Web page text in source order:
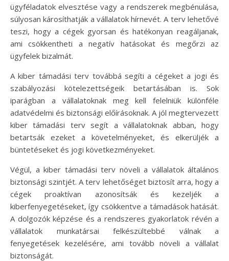
ügyféladatok elvesztése vagy a rendszerek megbénulása,
súlyosan károsíthatják a vállalatok hírnevét. A terv lehetővé
teszi, hogy a cégek gyorsan és hatékonyan reagáljanak,
ami csökkentheti a negatív hatásokat és megőrzi az
ügyfelek bizalmát.
A kiber támadási terv továbbá segíti a cégeket a jogi és
szabályozási kötelezettségeik betartásában is. Sok
iparágban a vállalatoknak meg kell felelniük különféle
adatvédelmi és biztonsági előírásoknak. A jól megtervezett
kiber támadási terv segít a vállalatoknak abban, hogy
betartsák ezeket a követelményeket, és elkerüljék a
büntetéseket és jogi következményeket.
Végül, a kiber támadási terv növeli a vállalatok általános
biztonsági szintjét. A terv lehetőséget biztosít arra, hogy a
cégek proaktívan azonosítsák és kezeljék a
kiberfenyegetéseket, így csökkentve a támadások hatását.
A dolgozók képzése és a rendszeres gyakorlatok révén a
vállalatok munkatársai felkészültebbé válnak a
fenyegetések kezelésére, ami tovább növeli a vállalat
biztonságát.